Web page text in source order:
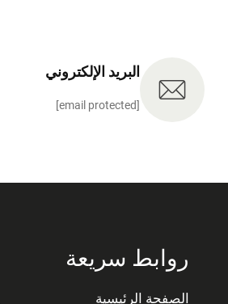
البريد الإلكتروني
[email protected]
روابط سريعة
الصفحة الرئيسية